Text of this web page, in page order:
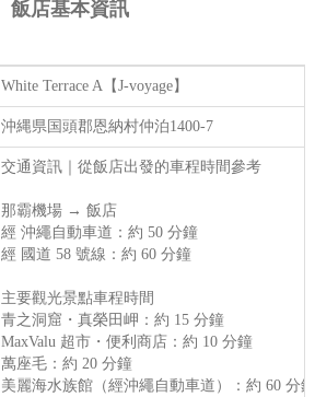
飯店基本資訊
White Terrace A【J-voyage】
沖縄県国頭郡恩納村仲泊1400-7
交通資訊｜從飯店出發的車程時間參考
那霸機場 → 飯店
經 沖繩自動車道：約 50 分鐘
經 國道 58 號線：約 60 分鐘
主要觀光景點車程時間
青之洞窟・真榮田岬：約 15 分鐘
MaxValu 超市・便利商店：約 10 分鐘
萬座毛：約 20 分鐘
美麗海水族館（經沖繩自動車道）：約 60 分鐘